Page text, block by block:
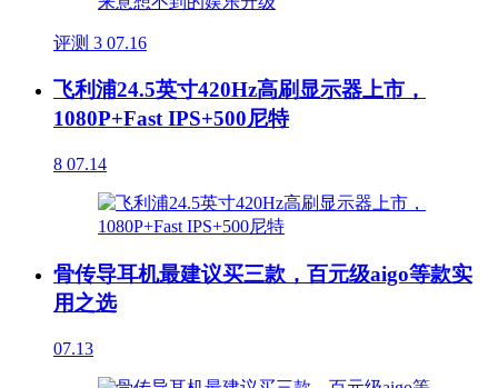
评测 3 07.16
飞利浦24.5英寸420Hz高刷显示器上市，
1080P+Fast IPS+500尼特
8 07.14
骨传导耳机最建议买三款，百元级aigo等款实
用之选
07.13